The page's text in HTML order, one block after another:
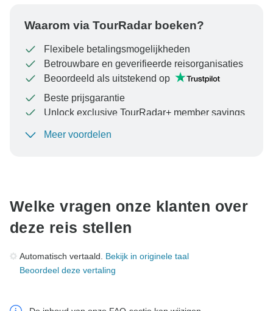
Waarom via TourRadar boeken?
Flexibele betalingsmogelijkheden
Betrouwbare en geverifieerde reisorganisaties
Beoordeeld als uitstekend op
Beste prijsgarantie
Unlock exclusive TourRadar+ member savings
Om uw betaling te beschermen en ervoor te zorgen
Meer voordelen
Welke vragen onze klanten over
deze reis stellen
Automatisch vertaald. Bekijk in originele taal
Beoordeel deze vertaling